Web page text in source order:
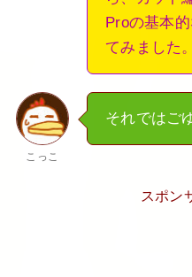
Proの基本
てみました。
こっこ
それではご
スポン